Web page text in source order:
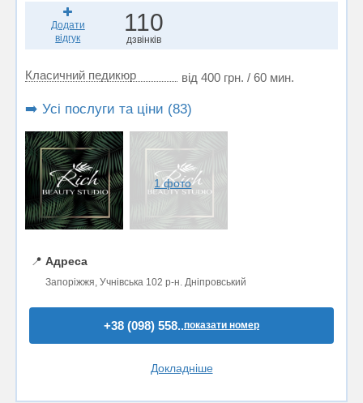
Додати
відгук
110
дзвінків
Класичний педикюр від 400 грн. / 60 мин.
➡️ Усі послуги та ціни (83)
1 фото
📍 Адреса
Запоріжжя, Учнівська 102 р-н. Дніпровський
+38 (098) 558..показати номер
Докладніше